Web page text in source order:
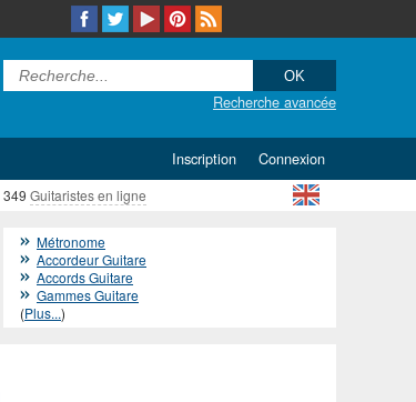
Recherche avancée
Connexion
Inscription
349 Guitaristes en ligne
Métronome
Accordeur Guitare
Accords Guitare
Gammes Guitare
(Plus...)